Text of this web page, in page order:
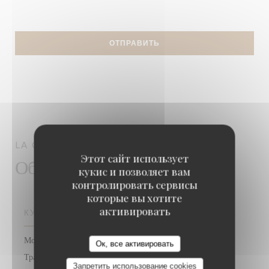
Этот сайт использует
кукис и позволяет вам
контролировать сервисы
которые вы хотите
активировать
Ок, все активировать
Запретить использование cookies
LA COUPOLE
Общая информация
КУХНЯ
Морепродукты, пивоваренный завод, Французский,
Традиционная кухня